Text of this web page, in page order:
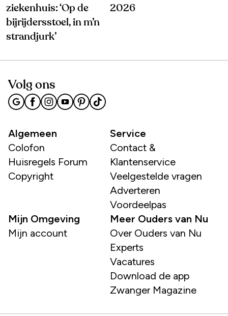
ziekenhuis: ‘Op de
bijrijdersstoel, in m’n
strandjurk’
2026
Volg ons
Algemeen
Colofon
Huisregels Forum
Copyright
Service
Contact &
Klantenservice
Veelgestelde vragen
Adverteren
Voordeelpas
Mijn Omgeving
Mijn account
Meer Ouders van Nu
Over Ouders van Nu
Experts
Vacatures
Download de app
Zwanger Magazine